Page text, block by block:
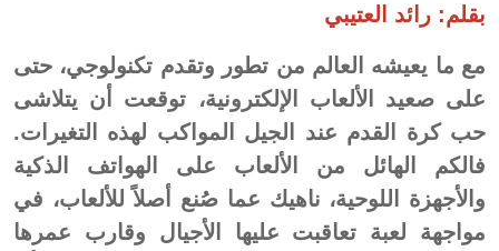
بقلم: رائد العتيبي
مع ما يعيشه العالم من تطور وتقدم تكنولوجي، حتى
على صعيد الألعاب الإلكترونية، توقعت أن يتلاشى
حب كرة القدم عند الجيل المواكب لهذه التغيرات.
فالكم الهائل من الألعاب على الهواتف الذكية
والأجهزة اللوحية، ناهيك عما صُنع أصلاً للألعاب، في
مواجهة لعبة تعاقبت عليها الأجيال وقارب عمرها